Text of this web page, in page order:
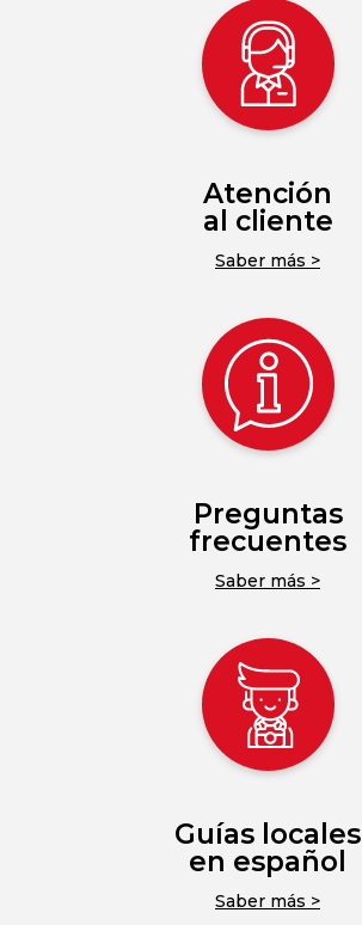
Atención
al cliente
Saber más >
Preguntas
frecuentes
Saber más >
Guías locales
en español
Saber más >